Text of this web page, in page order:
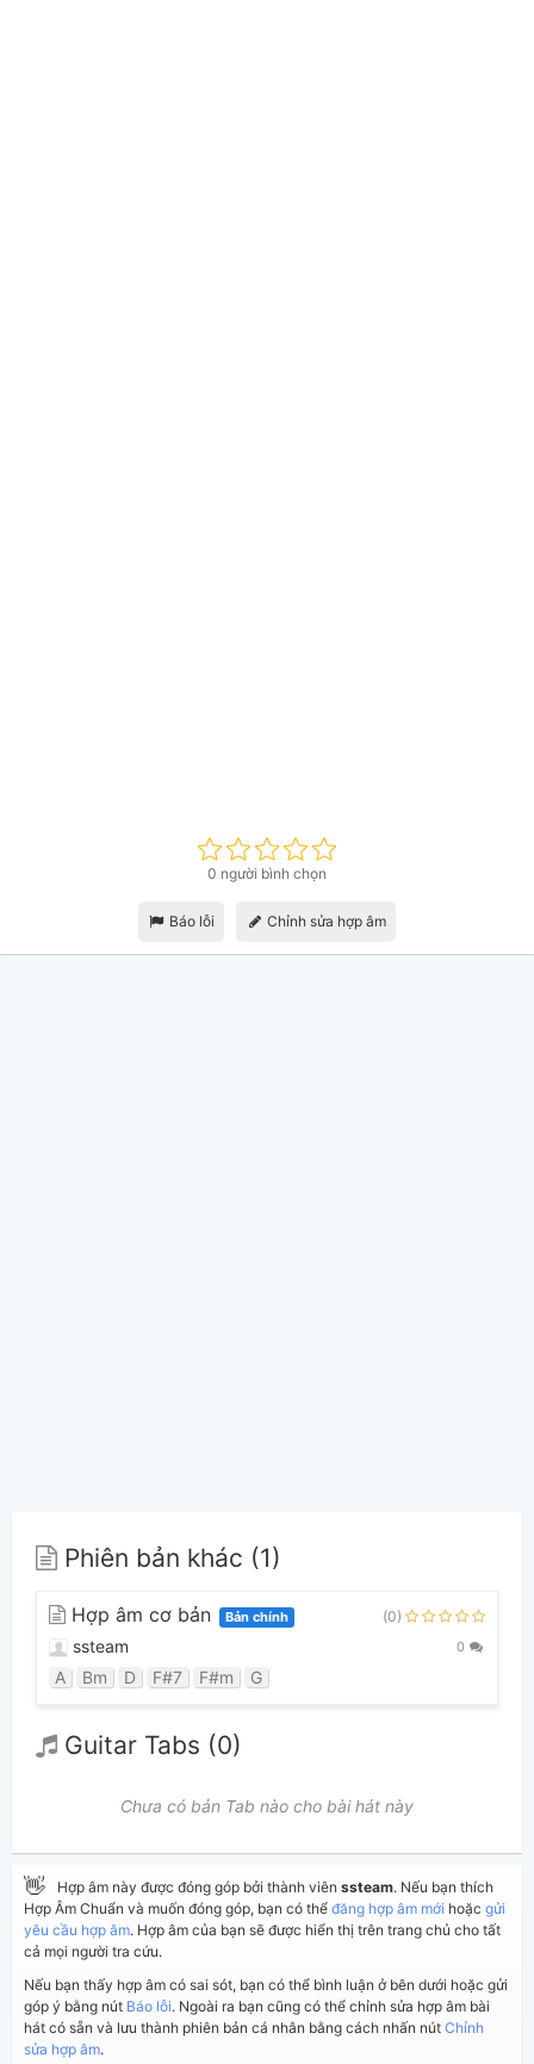
0 người bình chọn
Báo lỗi Chỉnh sửa hợp âm
Phiên bản khác (1)
Hợp âm cơ bản Bản chính (0)
ssteam 0
A Bm D F#7 F#m G
Guitar Tabs (0)
Chưa có bản Tab nào cho bài hát này
👋 Hợp âm này được đóng góp bởi thành viên ssteam. Nếu bạn thích
Hợp Âm Chuẩn và muốn đóng góp, bạn có thể đăng hợp âm mới hoặc gửi
yêu cầu hợp âm. Hợp âm của bạn sẽ được hiển thị trên trang chủ cho tất
cả mọi người tra cứu.
Nếu bạn thấy hợp âm có sai sót, bạn có thể bình luận ở bên dưới hoặc gửi
góp ý bằng nút Báo lỗi. Ngoài ra bạn cũng có thể chỉnh sửa hợp âm bài
hát có sẵn và lưu thành phiên bản cá nhân bằng cách nhấn nút Chỉnh
sửa hợp âm.